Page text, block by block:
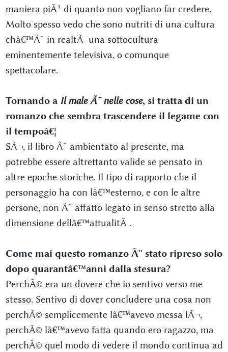
maniera piÃ¹ di quanto non vogliano far credere.
Molto spesso vedo che sono nutriti di una cultura
châ€™Ã¨ in realtÃ una sottocultura
eminentemente televisiva, o comunque
spettacolare.
Tornando a Il male Ã¨ nelle cose, si tratta di un
romanzo che sembra trascendere il legame con
il tempoâ€¦
SÃ¬, il libro Ã¨ ambientato al presente, ma
potrebbe essere altrettanto valide se pensato in
altre epoche storiche. Il tipo di rapporto che il
personaggio ha con lâ€™esterno, e con le altre
persone, non Ã¨ affatto legato in senso stretto alla
dimensione dellâ€™attualitÃ .
Come mai questo romanzo Ã¨ stato ripreso solo
dopo quarantâ€™anni dalla stesura?
PerchÃ© era un dovere che io sentivo verso me
stesso. Sentivo di dover concludere una cosa non
perchÃ© semplicemente lâ€™avevo messa lÃ¬,
perchÃ© lâ€™avevo fatta quando ero ragazzo, ma
perchÃ© quel modo di vedere il mondo continua ad